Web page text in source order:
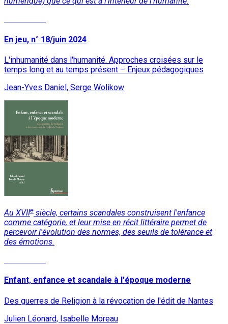
En jeu, n° 18/juin 2024
L'inhumanité dans l'humanité. Approches croisées sur le
temps long et au temps présent – Enjeux pédagogiques
Jean-Yves Daniel, Serge Wolikow
Au XVIIe siècle, certains scandales construisent l'enfance
comme catégorie, et leur mise en récit littéraire permet de
percevoir l'évolution des normes, des seuils de tolérance et
des émotions.
Enfant, enfance et scandale à l'époque moderne
Des guerres de Religion à la révocation de l'édit de Nantes
Julien Léonard, Isabelle Moreau